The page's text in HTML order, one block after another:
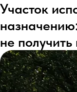
Участок
не